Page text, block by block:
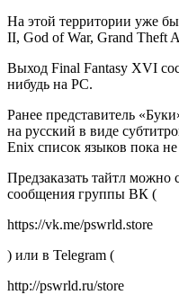
На этой территории уже
II, God of War, Grand Theft
Выход Final Fantasy XVI
нибудь на PC.
Ранее представитель
на русский в виде
Enix список языков пока
Предзаказать тайтл
сообщения группы ВК (
https://vk.me/pswrld.store
) или в Telegram (
http://pswrld.ru/store